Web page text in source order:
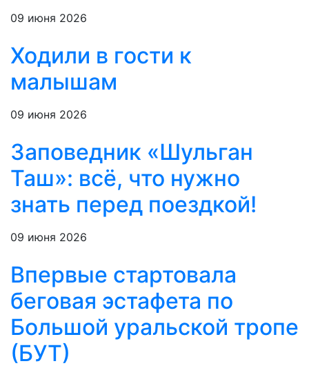
09 июня 2026
Ходили в гости к
малышам
09 июня 2026
Заповедник «Шульган
Таш»: всё, что нужно
знать перед поездкой!
09 июня 2026
Впервые стартовала
беговая эстафета по
Большой уральской тропе
(БУТ)